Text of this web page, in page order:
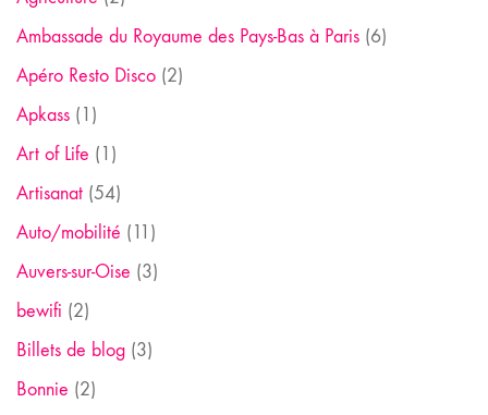
Ambassade du Royaume des Pays-Bas à Paris (6)
Apéro Resto Disco (2)
Apkass (1)
Art of Life (1)
Artisanat (54)
Auto/mobilité (11)
Auvers-sur-Oise (3)
bewifi (2)
Billets de blog (3)
Bonnie (2)